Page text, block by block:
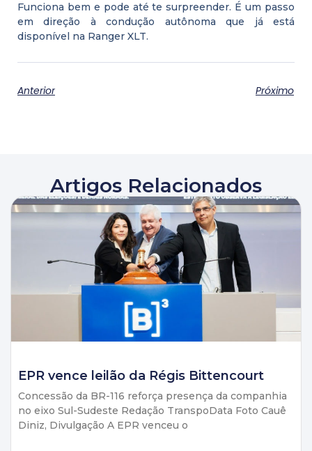
Funciona bem e pode até te surpreender. É um passo
em direção à condução autônoma que já está
disponível na Ranger XLT.
Anterior Próximo
Artigos Relacionados
EPR vence leilão da Régis Bittencourt
Concessão da BR-116 reforça presença da companhia
no eixo Sul-Sudeste Redação TranspoData Foto Cauê
Diniz, Divulgação A EPR venceu o